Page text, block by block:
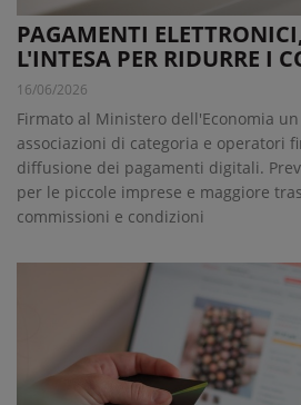
PAGAMENTI
L'INTESA PER RIDURRE I
16/06/2026
Firmato al Ministero dell'Economia
associazioni di categoria e operatori
diffusione dei pagamenti digitali.
per le piccole imprese e maggiore
commissioni e condizioni